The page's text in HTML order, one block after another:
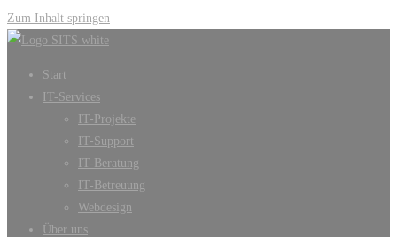
Zum Inhalt springen
Start
IT-Services
IT-Projekte
IT-Support
IT-Beratung
IT-Betreuung
Webdesign
Über uns